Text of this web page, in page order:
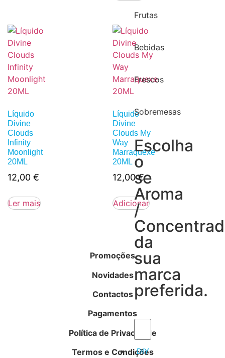
Frutas
Bebidas
Frescos
Sobremesas
Escolha
o
se
Aroma
/
da
sua
marca
preferida.
DIY
Líquido
Divine
Clouds
Infinity
Moonlight
20ML
12,00 €
Ler mais
Líquido
Divine
Clouds My
Way
Marraquexe
20ML
12,00€
Adicionar
Promoções
Novidades
Contactos
Pagamentos
Política de Privacidade
Termos e Condições